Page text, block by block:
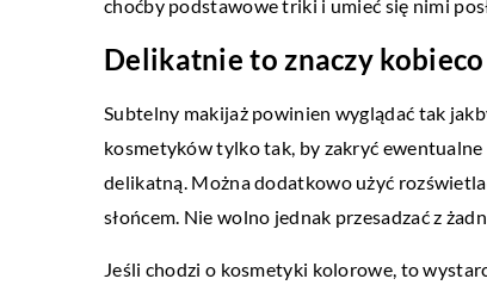
choćby podstawowe triki i umieć się nimi
Delikatnie to znaczy kobieco
Subtelny makijaż powinien wyglądać tak
kosmetyków tylko tak, by zakryć
delikatną. Można dodatkowo użyć
słońcem. Nie wolno jednak przesadzać z
Jeśli chodzi o kosmetyki kolorowe, to
ŻYCIE I STYL
Stosunkowo tanie